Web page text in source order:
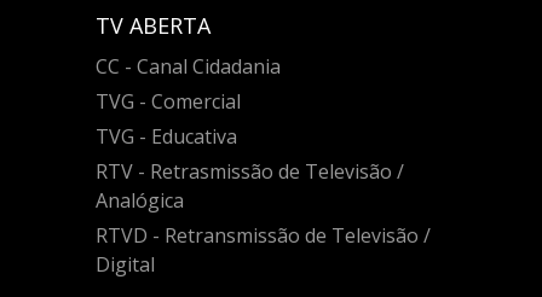
TV ABERTA
CC - Canal Cidadania
TVG - Comercial
TVG - Educativa
RTV - Retrasmissão de Televisão /
Analógica
RTVD - Retransmissão de Televisão /
Digital